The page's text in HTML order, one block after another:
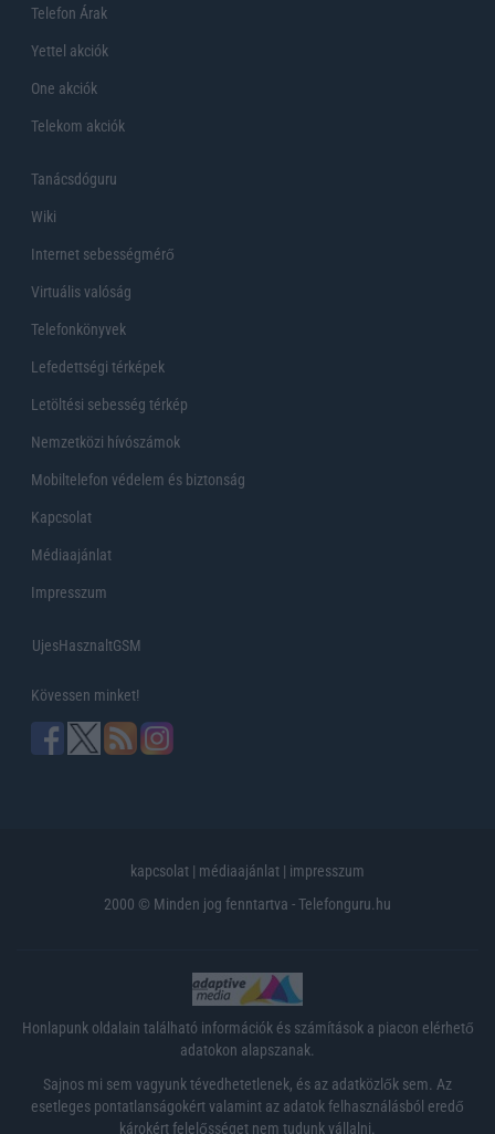
Telefon Árak
Yettel akciók
One akciók
Telekom akciók
Tanácsdóguru
Wiki
Internet sebességmérő
Virtuális valóság
Telefonkönyvek
Lefedettségi térképek
Letöltési sebesség térkép
Nemzetközi hívószámok
Mobiltelefon védelem és biztonság
Kapcsolat
Médiaajánlat
Impresszum
UjesHasznaltGSM
Kövessen minket!
kapcsolat | médiaajánlat | impresszum
2000 © Minden jog fenntartva - Telefonguru.hu
Honlapunk oldalain található információk és számítások a piacon elérhető
adatokon alapszanak.
Sajnos mi sem vagyunk tévedhetetlenek, és az adatközlők sem. Az
esetleges pontatlanságokért valamint az adatok felhasználásból eredő
károkért felelősséget nem tudunk vállalni.